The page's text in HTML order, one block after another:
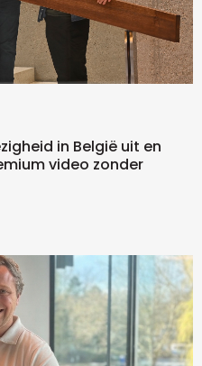
in België uit en
video zonder